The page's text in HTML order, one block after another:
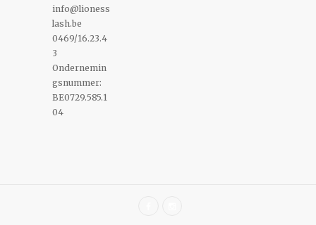
info@lioness
lash.be
0469/16.23.4
3
Ondernemin
gsnummer:
BE0729.585.1
04